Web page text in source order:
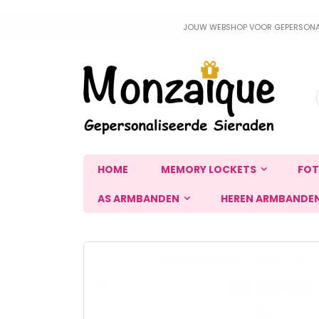
inhoud
JOUW WEBSHOP VOOR
HOME MEMORY LOCKETS
AS ARMBANDEN HEREN
Ga